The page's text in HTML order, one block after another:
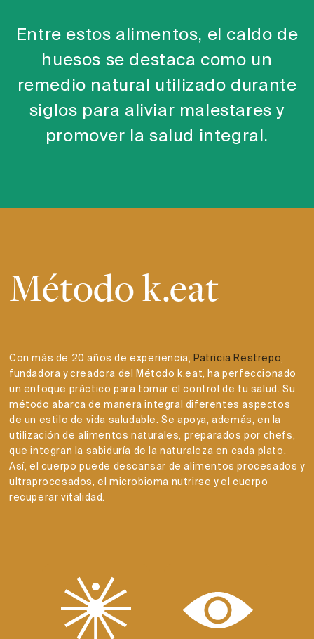
Entre estos alimentos, el caldo de
huesos se destaca como un
remedio natural utilizado durante
siglos para aliviar malestares y
promover la salud integral.
Método k.eat
Con más de 20 años de experiencia, Patricia Restrepo,
fundadora y creadora del Método k.eat, ha perfeccionado
un enfoque práctico para tomar el control de tu salud. Su
método abarca de manera integral diferentes aspectos
de un estilo de vida saludable. Se apoya, además, en la
utilización de alimentos naturales, preparados por chefs,
que integran la sabiduría de la naturaleza en cada plato.
Así, el cuerpo puede descansar de alimentos procesados y
ultraprocesados, el microbioma nutrirse y el cuerpo
recuperar vitalidad.